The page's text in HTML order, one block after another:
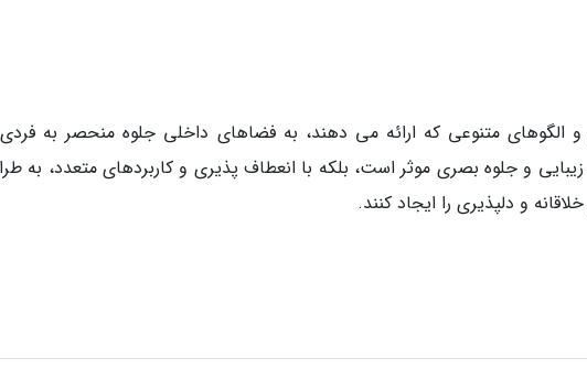
الگوهای متنوعی که ارائه می دهند، به فضاهای داخلی جلوه منحصر به
و جلوه بصری موثر است، بلکه با انعطاف پذیری و کاربردهای متعدد، به
و دلپذیری را ایجاد کنند.